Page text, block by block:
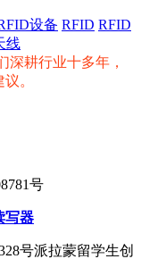
设备 RFID RFID
线
深耕行业十多年，
。
号
写器
号派拉蒙留学生创